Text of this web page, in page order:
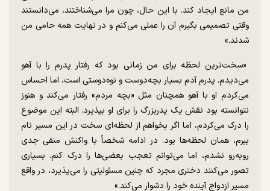
من مانع ایجاد کند. با این حال، چون مرا می‌شناختند، می‌دانستند
وقتی تصمیمی بگیرم آن را عملی می‌کنم و در نهایت همه حامی من
شدند.»
«سخت‌ترین لحظه برای من زمانی بود که رفتار پدرم را با آهو
می‌دیدم. پدرم آدم بسیار بچه‌دوست و نوه‌دوستی است، اما احساس
می‌کردم او با آهو همچنان مثل «بچه مردم» رفتار می‌کند و هنوز
نتوانسته بود نقش یک پدربزرگ را برای او بپذیرد. البته این موضوع
را درک می‌کردم، اما اگر بخواهم از لحظه‌ای سخت در این مسیر نام
ببرم، همان لحظه‌ها بود. در ادامه شخصاً با واکنش منفی جدی
روبه‌رو نشدم، اما می‌توانم تعجب بعضی‌ها را درک کنم. بسیاری
تصور می‌کنند دختری مجرد که چنین مسئولیتی را می‌پذیرد، در واقع
مسیر ازدواج آینده خود را دشوار می‌کند.»